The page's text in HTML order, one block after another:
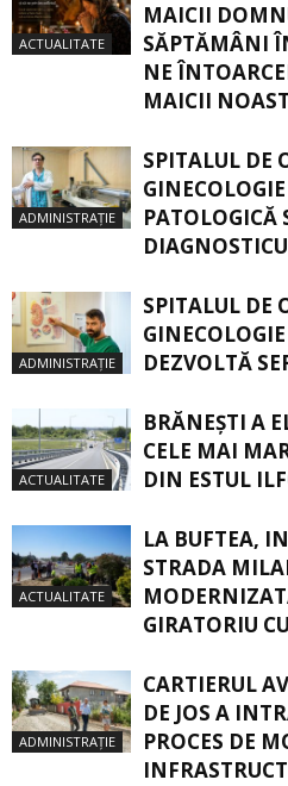
ACTUALITATE
MAICII
SĂPTĂMÂNI
NE
MAICII
ADMINISTRAȚIE
SPITALUL DE
PATOLOGICĂ
ADMINISTRAȚIE
SPITALUL DE
DEZVOLTĂ
ACTUALITATE
BRĂNEȘTI A
CELE MAI
DIN ESTUL
ACTUALITATE
LA BUFTEA,
STRADA
GIRATORIU
ADMINISTRAȚIE
CARTIERUL
DE JOS A
PROCES DE